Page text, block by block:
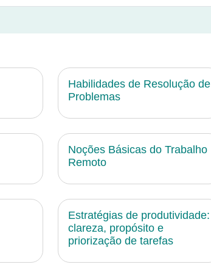
Habilidades de Resolução de
Problemas
Noções Básicas do Trabalho
Remoto
Estratégias de produtividade:
clareza, propósito e
priorização de tarefas